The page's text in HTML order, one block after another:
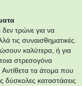
τρώνε για να
τις συναισθηματικές.
καλύτερα, ή για
στρεσογόνα
τα άτομα που
δύσκολες καταστάσεις